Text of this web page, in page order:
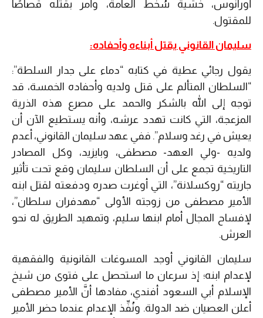
أورانوس، خشية سُخط العامة، وأمر بقتله قصاصًا
للمقتول.
سليمان القانوني يقتل أبناءه وأحفاده:
يقول رجائي عطية في كتابه “دماء على جدار السلطة”:
“السلطان المتألم على قتل ولديه وأحفاده الخمسة، قد
توجه إلى الله بالشكر والحمد على مصرع هذه الذرية
المزعجة، التي كانت تهدد عرشه، وأنه يستطيع الآن أن
يعيش في رغد وسلام”. ففي عهد سليمان القانوني، أعدم
ولديه -ولي العهد- مصطفى، وبايزيد، وكل المصادر
التاريخية تجمع على أن السلطان سليمان وقع تحت تأثير
جاريته “روكسلانة”، التي أوغرت صدره ودفعته لقتل ابنه
الأمير مصطفى من زوجته الأولى “مهدفران سلطان”،
لإفساح المجال أمام ابنها سليم، وتمهيد الطريق له نحو
العرش.
سليمان القانوني أوجد المسوغات القانونية والفقهية
لإعدام ابنه؛ إذ سرعان ما استحصل على فتوى من شيخ
الإسلام أبي السعود أفندي، مفادها أنَّ الأمير مصطفى
أعلن العصيان ضد الدولة. ونُفِّذ الإعدام عندما حضر الأمير